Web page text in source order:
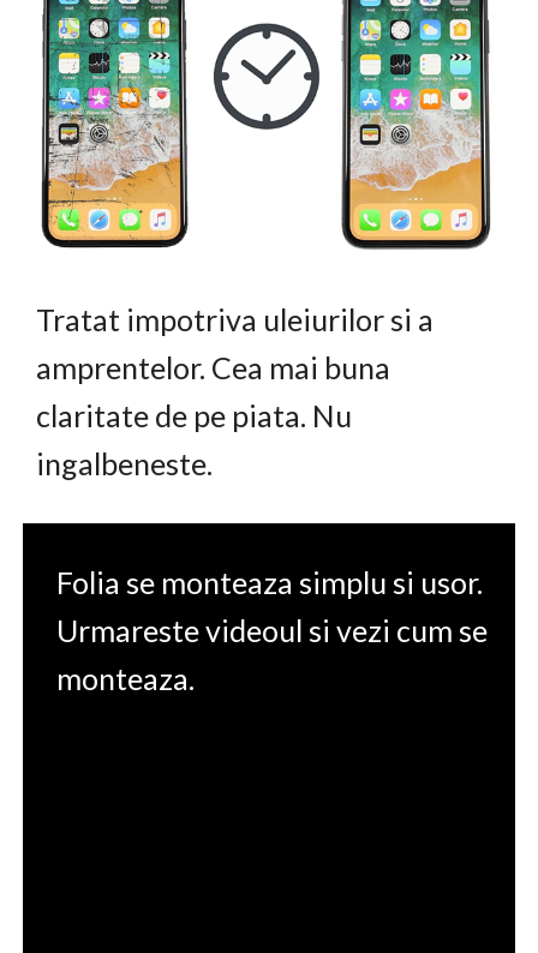
Tratat impotriva uleiurilor si a
amprentelor. Cea mai buna
claritate de pe piata. Nu
ingalbeneste.
Folia se monteaza simplu si usor.
Urmareste videoul si vezi cum se
monteaza.